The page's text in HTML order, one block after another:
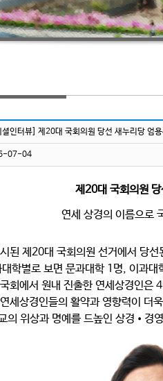
셜인터뷰] 제20대 국회의원 당선 새누리당 엄
07-04
제20대 국회의원
연세 상경의 이름으로
된 제20대 국회의원 선거에서 당
학별로 보면 문과대학 1명, 이과
회에서 원내 진출한 연세상경인은
세상경인들의 활약과 영향력이 더
의 위상과 명예를 드높인 상경•경